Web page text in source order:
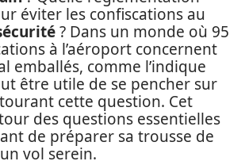
éviter les confiscations au
? Dans un monde où 95
à l’aéroport concernent
emballés, comme l’indique
être utile de se pencher sur
cette question. Cet
des questions essentielles
de préparer sa trousse de
vol serein.